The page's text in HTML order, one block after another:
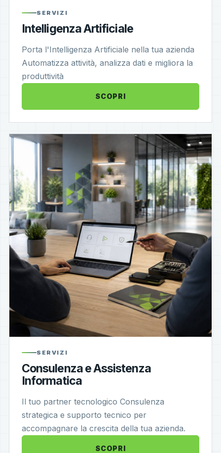
SERVIZI
Intelligenza Artificiale
Porta l'Intelligenza Artificiale nella tua azienda
Automatizza attività, analizza dati e migliora la
produttività
SCOPRI
SERVIZI
Consulenza e Assistenza
Informatica
Il tuo partner tecnologico Consulenza
strategica e supporto tecnico per
accompagnare la crescita della tua azienda.
SCOPRI